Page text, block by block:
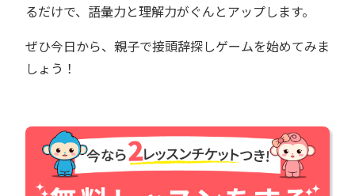
るだけで、語彙力と理解力がぐんとアップします。
ぜひ今日から、親子で接頭辞探しゲームを始めてみま
しょう！